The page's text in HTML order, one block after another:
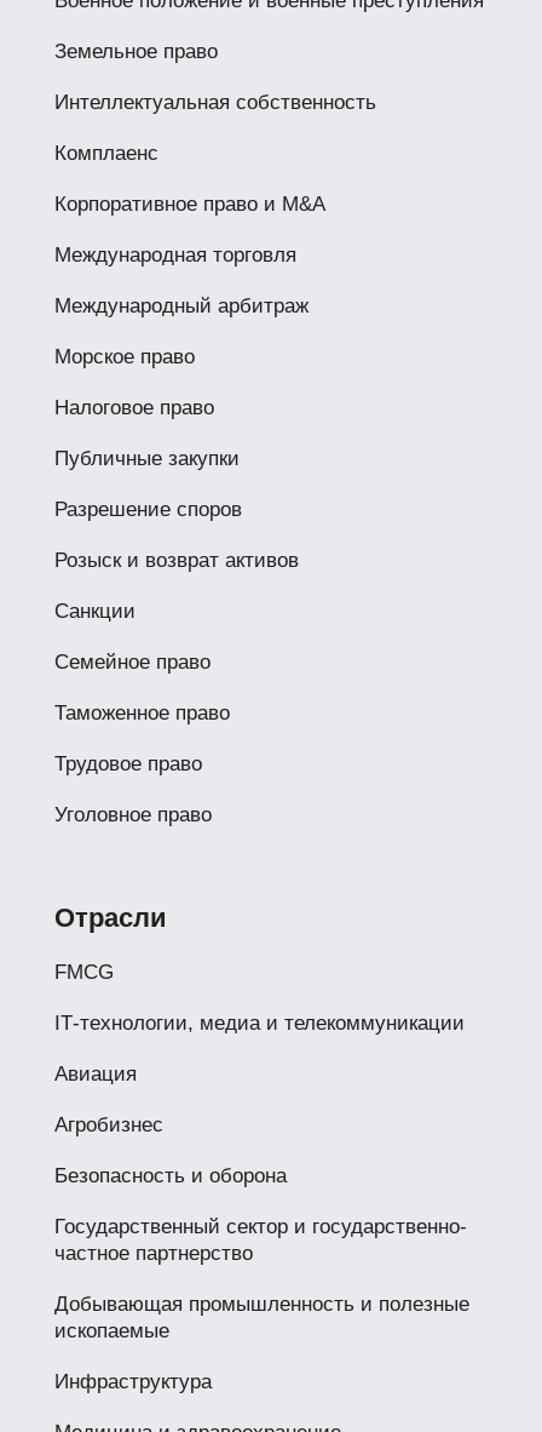
Земельное право
Интеллектуальная собственность
Комплаенс
Корпоративное право и M&A
Международная торговля
Международный арбитраж
Морское право
Налоговое право
Публичные закупки
Разрешение споров
Розыск и возврат активов
Санкции
Семейное право
Таможенное право
Трудовое право
Уголовное право
Отрасли
FMCG
IТ-технологии, медиа и телекоммуникации
Авиация
Агробизнес
Безопасность и оборона
Государственный сектор и государственно-
частное партнерство
Добывающая промышленность и полезные
ископаемые
Инфраструктура